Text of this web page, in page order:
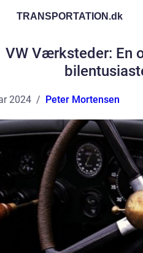
TRANSPORTATION.dk
VW Værksteder: En
2024 Peter Mortensen